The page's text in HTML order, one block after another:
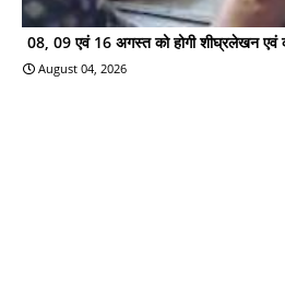
08, 09 एवं 16 अगस्त को होगी शीघ्रलेखन एवं
August 04, 2026